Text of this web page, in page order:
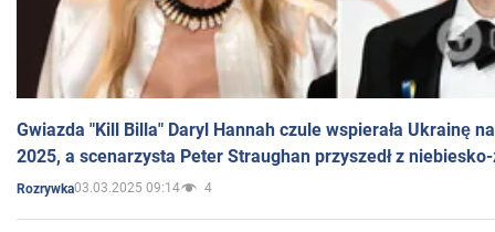
Gwiazda "Kill Billa" Daryl Hannah czule wspierała Ukrainę
2025, a scenarzysta Peter Straughan przyszedł z
Rozrywka03.03.2025 09:14 4